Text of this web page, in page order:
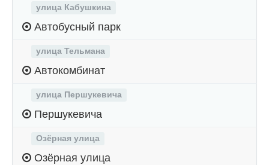
улица Кабушкина
Автобусный парк
улица Тельмана
Автокомбинат
улица Першукевича
Першукевича
Озёрная улица
Озёрная улица